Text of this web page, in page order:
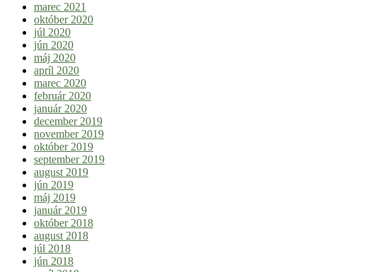
marec 2021
október 2020
júl 2020
jún 2020
máj 2020
apríl 2020
marec 2020
február 2020
január 2020
december 2019
november 2019
október 2019
september 2019
august 2019
jún 2019
máj 2019
január 2019
október 2018
august 2018
júl 2018
jún 2018